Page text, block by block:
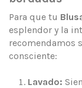
Para que tu
esplendor y la
recomendamos
consciente:
Lavado: